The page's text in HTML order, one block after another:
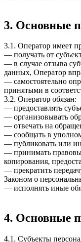
3. Основные
3.1. Оператор имеет
— получать от
— в случае отзыва
данных, Оператор
— самостоятельно
принятыми в
3.2. Оператор обязан:
— предоставлять
— организовывать
— отвечать на
— сообщать в
— публиковать или
— принимать
копирования,
— прекратить
Законом о
— исполнять иные
4. Основные
4.1. Субъекты